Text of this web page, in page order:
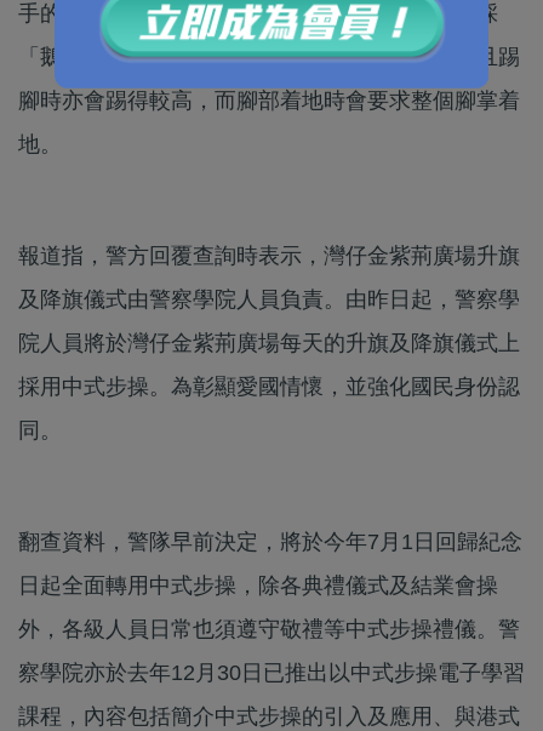
手的高度，未有伸直至膊頭高度；而腳的擺動亦採
「鵝步」或「鵝行鴨步」，即腳部向前踢起，而且踢
腳時亦會踢得較高，而腳部着地時會要求整個腳掌着
地。
報道指，警方回覆查詢時表示，灣仔金紫荊廣場升旗
及降旗儀式由警察學院人員負責。由昨日起，警察學
院人員將於灣仔金紫荊廣場每天的升旗及降旗儀式上
採用中式步操。為彰顯愛國情懷，並強化國民身份認
同。
翻查資料，警隊早前決定，將於今年7月1日回歸紀念
日起全面轉用中式步操，除各典禮儀式及結業會操
外，各級人員日常也須遵守敬禮等中式步操禮儀。警
察學院亦於去年12月30日已推出以中式步操電子學習
課程，內容包括簡介中式步操的引入及應用、與港式